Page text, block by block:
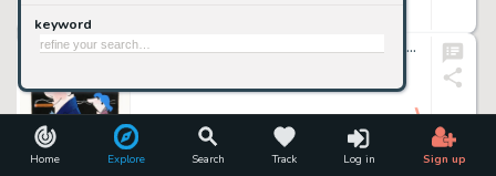
Home Explore Search Track Log in Sign up
keyword
ANONYME Cigarillos Taf Illustration publicitaire dans...
22/05/2026
-